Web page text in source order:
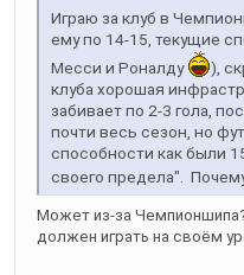
Играю за клуб в
ему по 14-15, текущие
Месси и Роналду
),
клуба хорошая
забивает по 2-3 гола,
почти весь сезон, но
способности как были
своего предела".
Может из-за
должен играть на своём